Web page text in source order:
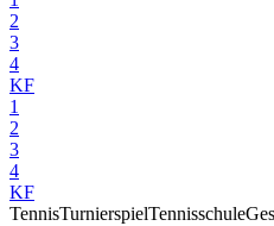
2
3
4
KF
1
2
3
4
KF
TennisTurnierspielTennisschule